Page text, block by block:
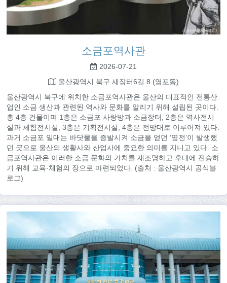
소금포역사관
2026-07-21
울산광역시 북구 새장터6길 8 (염포동)
울산광역시 북구에 위치한 소금포역사관은 울산의 대표적인 전통산
업인 소금 생산과 관련된 역사와 문화를 알리기 위해 설립된 곳이다.
총 4층 건물이며 1층은 소금포 사랑방과 소금장터, 2층은 역사전시
실과 체험전시실, 3층은 기획전시실, 4층은 전망대로 이루어져 있다.
과거 소금포 일대는 바닷물을 증발시켜 소금을 얻던 ‘염전’이 발생했
던 곳으로 울산의 생활사와 산업사에 중요한 의미를 지니고 있다. 소
금포역사관은 이러한 소금 문화의 가치를 재조명하고 후대에 전승하
기 위해 교육·체험의 장으로 마련되었다. (출처 : 울산광역시 공식블
로그)